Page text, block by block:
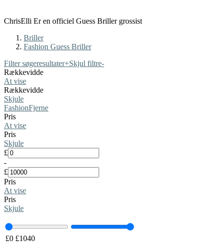
ChrisElli Er en officiel Guess Briller grossist
Briller
Fashion Guess Briller
Filter søgeresultater+Skjul filtre-
Rækkevidde
At vise
Rækkevidde
Skjule
FashionFjerne
Pris
At vise
Pris
Skjule
£
-
£
Pris
At vise
Pris
Skjule
£0 £1040